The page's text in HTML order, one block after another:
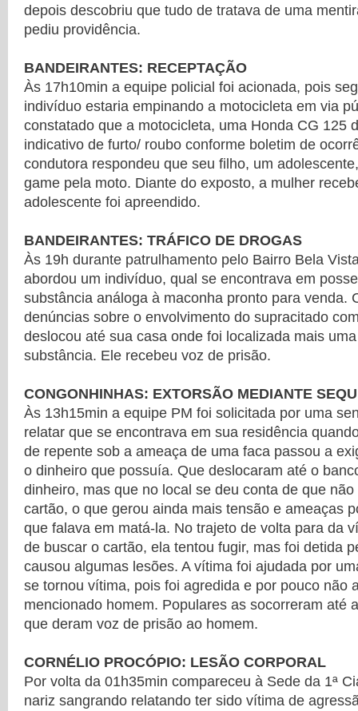
depois descobriu que tudo de tratava de uma
pediu providência.
BANDEIRANTES: RECEPTAÇÃO
Às 17h10min a equipe policial foi acionada, pois
indivíduo estaria empinando a motocicleta em via
constatado que a motocicleta, uma Honda CG 125
indicativo de furto/ roubo conforme boletim de
condutora respondeu que seu filho, um
game pela moto. Diante do exposto, a mulher
adolescente foi apreendido.
BANDEIRANTES: TRÁFICO DE DROGAS
Às 19h durante patrulhamento pelo Bairro Bela
abordou um indivíduo, qual se encontrava em
substância análoga à maconha pronto para venda.
denúncias sobre o envolvimento do supracitado
deslocou até sua casa onde foi localizada mais
substância. Ele recebeu voz de prisão.
CONGONHINHAS: EXTORSÃO MEDIANTE
Às 13h15min a equipe PM foi solicitada por uma
relatar que se encontrava em sua residência
de repente sob a ameaça de uma faca passou a
o dinheiro que possuía. Que deslocaram até o
dinheiro, mas que no local se deu conta de que
cartão, o que gerou ainda mais tensão e ameaças
que falava em matá-la. No trajeto de volta para da
de buscar o cartão, ela tentou fugir, mas foi detida
causou algumas lesões. A vítima foi ajudada por
se tornou vítima, pois foi agredida e por pouco não
mencionado homem. Populares as socorreram até
que deram voz de prisão ao homem.
CORNÉLIO PROCÓPIO: LESÃO CORPORAL
Por volta da 01h35min compareceu à Sede da 1ª
nariz sangrando relatando ter sido vítima de